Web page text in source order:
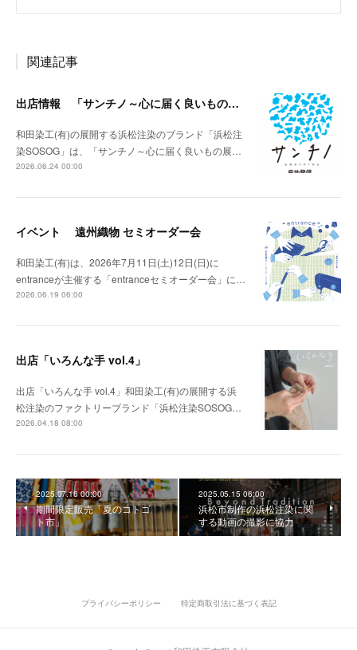
関連記事
出店情報 「サンチノ～心に届く良いもの展～」
和田染工(有)の展開する浜松注染のブランド「浜松注
染SOSOG」は、「サンチノ～心に届く良いもの展…
2026.06.24 00:00
イベント 遠州織物 セミオーダー会
和田染工(有)は、2026年7月11日(土)12日(日)に
entranceが主催する「entranceセミオーダー会」に…
2026.06.19 06:00
出店「いろんな手 vol.4」
出店「いろんな手 vol.4」和田染工(有)の展開する浜
松注染のファクトリーブランド「浜松注染SOSOG…
2026.04.18 08:00
2025.07.16 00:00
期間限定販売「夏のコトゴ
ト市」
2025.05.15 06:00
浜松市制作の浜松注染に関
する動画の撮影に協力
プライバシーポリシー 特定商取引法に基づく表記